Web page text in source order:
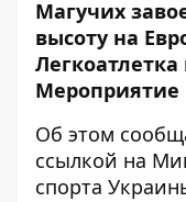
Магучих
высоту на
Об этом
ссылкой на
спорта